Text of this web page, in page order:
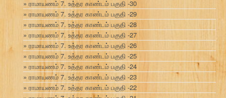
ராமாயணம் 7. உத்தர காண்டம் பகுதி -30
ராமாயணம் 7. உத்தர காண்டம் பகுதி -29
ராமாயணம் 7. உத்தர காண்டம் பகுதி -28
ராமாயணம் 7. உத்தர காண்டம் பகுதி -27
ராமாயணம் 7. உத்தர காண்டம் பகுதி -26
ராமாயணம் 7. உத்தர காண்டம் பகுதி -25
ராமாயணம் 7. உத்தர காண்டம் பகுதி -24
ராமாயணம் 7. உத்தர காண்டம் பகுதி -23
ராமாயணம் 7. உத்தர காண்டம் பகுதி -22